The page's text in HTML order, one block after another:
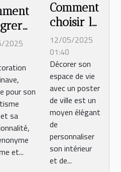
un
2025
pour son
sa
et...
Comment
choisir le
poster
d'une
ville pour
décorer
son
intérieur
12/05/2025
01:40
Décorer son
espace de vie
avec un poster
de ville est un
moyen élégant
de
personnaliser
son intérieur
et de...